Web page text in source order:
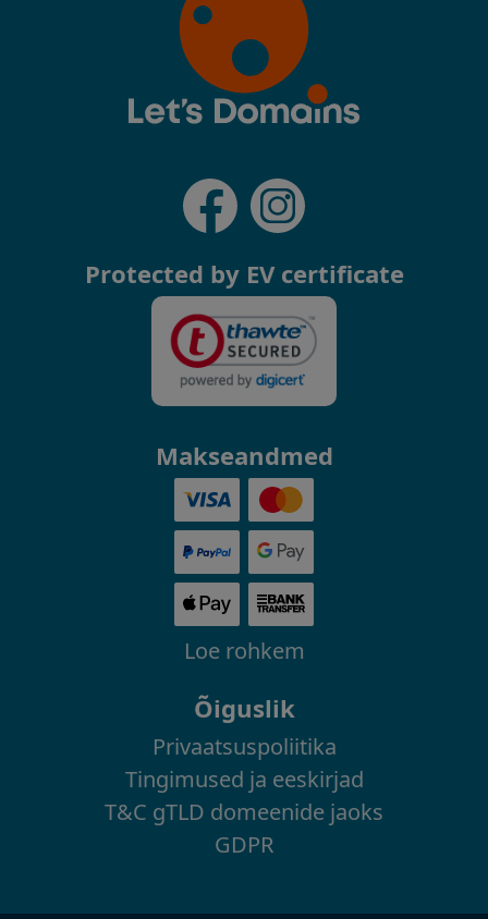
Protected by EV certificate
Makseandmed
Loe rohkem
Õiguslik
Privaatsuspoliitika
Tingimused ja eeskirjad
T&C gTLD domeenide jaoks
GDPR